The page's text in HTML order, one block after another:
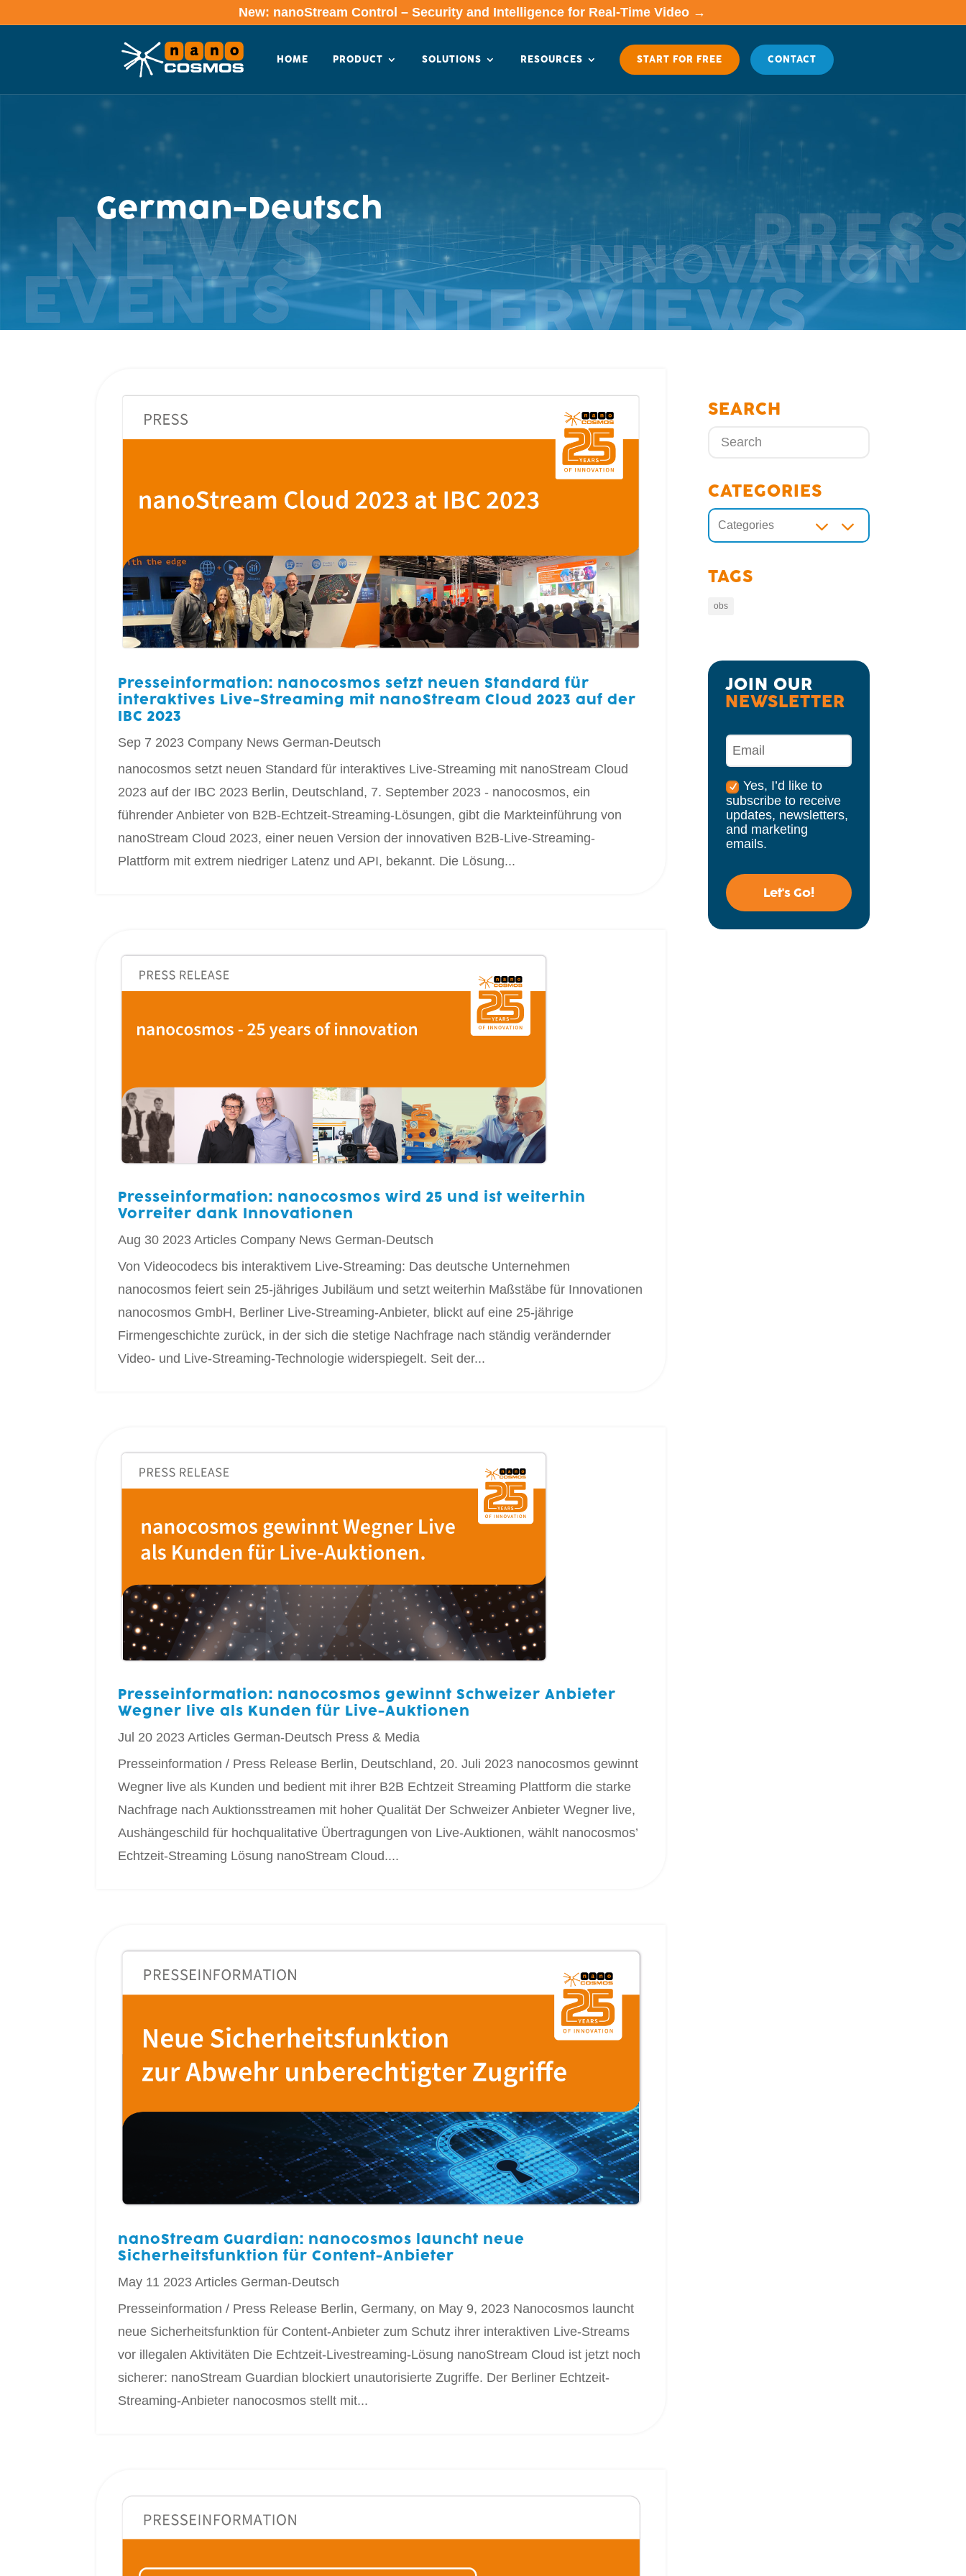
New: nanoStream Control – Security and Intelligence for Real-Time Video →
HOME PRODUCT SOLUTIONS RESOURCES START FOR FREE CONTACT
German-Deutsch
Presseinformation: nanocosmos setzt neuen Standard für
interaktives Live-Streaming mit nanoStream Cloud 2023 auf der
IBC 2023
Sep 7 2023 Company News German-Deutsch
nanocosmos setzt neuen Standard für interaktives Live-Streaming mit nanoStream Cloud
2023 auf der IBC 2023 Berlin, Deutschland, 7. September 2023 - nanocosmos, ein
führender Anbieter von B2B-Echtzeit-Streaming-Lösungen, gibt die Markteinführung von
nanoStream Cloud 2023, einer neuen Version der innovativen B2B-Live-Streaming-
Plattform mit extrem niedriger Latenz und API, bekannt. Die Lösung...
Presseinformation: nanocosmos wird 25 und ist weiterhin
Vorreiter dank Innovationen
Aug 30 2023 Articles Company News German-Deutsch
Von Videocodecs bis interaktivem Live-Streaming: Das deutsche Unternehmen
nanocosmos feiert sein 25-jähriges Jubiläum und setzt weiterhin Maßstäbe für Innovationen
nanocosmos GmbH, Berliner Live-Streaming-Anbieter, blickt auf eine 25-jährige
Firmengeschichte zurück, in der sich die stetige Nachfrage nach ständig verändernder
Video- und Live-Streaming-Technologie widerspiegelt. Seit der...
Presseinformation: nanocosmos gewinnt Schweizer Anbieter
Wegner live als Kunden für Live-Auktionen
Jul 20 2023 Articles German-Deutsch Press & Media
Presseinformation / Press Release Berlin, Deutschland, 20. Juli 2023 nanocosmos gewinnt
Wegner live als Kunden und bedient mit ihrer B2B Echtzeit Streaming Plattform die starke
Nachfrage nach Auktionsstreamen mit hoher Qualität Der Schweizer Anbieter Wegner live,
Aushängeschild für hochqualitative Übertragungen von Live-Auktionen, wählt nanocosmos’
Echtzeit-Streaming Lösung nanoStream Cloud....
nanoStream Guardian: nanocosmos launcht neue
Sicherheitsfunktion für Content-Anbieter
May 11 2023 Articles German-Deutsch
Presseinformation / Press Release Berlin, Germany, on May 9, 2023 Nanocosmos launcht
neue Sicherheitsfunktion für Content-Anbieter zum Schutz ihrer interaktiven Live-Streams
vor illegalen Aktivitäten Die Echtzeit-Livestreaming-Lösung nanoStream Cloud ist jetzt noch
sicherer: nanoStream Guardian blockiert unautorisierte Zugriffe. Der Berliner Echtzeit-
Streaming-Anbieter nanocosmos stellt mit...
SEARCH
CATEGORIES
Categories 3
TAGS
obs
JOIN OUR
NEWSLETTER
Yes, I’d like to
subscribe to receive
updates, newsletters,
and marketing
emails.
Let's Go!